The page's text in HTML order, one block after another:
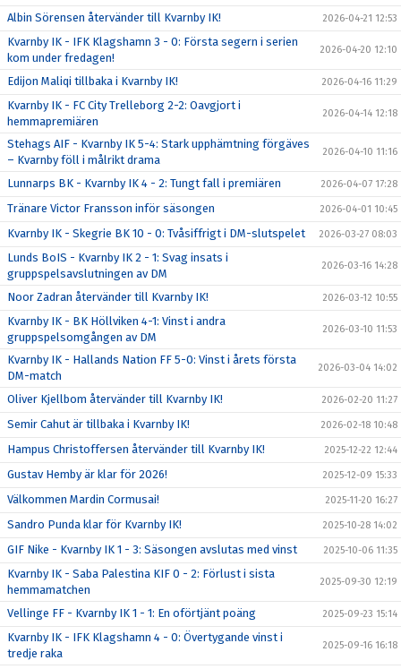
Albin Sörensen återvänder till Kvarnby IK! 2026-04-21 12:53
Kvarnby IK - IFK Klagshamn 3 - 0: Första segern i serien
kom under fredagen!
2026-04-20 12:10
Edijon Maliqi tillbaka i Kvarnby IK! 2026-04-16 11:29
Kvarnby IK - FC City Trelleborg 2-2: Oavgjort i
hemmapremiären
2026-04-14 12:18
Stehags AIF - Kvarnby IK 5-4: Stark upphämtning förgäves
– Kvarnby föll i målrikt drama
2026-04-10 11:16
Lunnarps BK - Kvarnby IK 4 - 2: Tungt fall i premiären 2026-04-07 17:28
Tränare Victor Fransson inför säsongen 2026-04-01 10:45
Kvarnby IK - Skegrie BK 10 - 0: Tvåsiffrigt i DM-slutspelet 2026-03-27 08:03
Lunds BoIS - Kvarnby IK 2 - 1: Svag insats i
gruppspelsavslutningen av DM
2026-03-16 14:28
Noor Zadran återvänder till Kvarnby IK! 2026-03-12 10:55
Kvarnby IK - BK Höllviken 4-1: Vinst i andra
gruppspelsomgången av DM
2026-03-10 11:53
Kvarnby IK - Hallands Nation FF 5-0: Vinst i årets första
DM-match
2026-03-04 14:02
Oliver Kjellbom återvänder till Kvarnby IK! 2026-02-20 11:27
Semir Cahut är tillbaka i Kvarnby IK! 2026-02-18 10:48
Hampus Christoffersen återvänder till Kvarnby IK! 2025-12-22 12:44
Gustav Hemby är klar för 2026! 2025-12-09 15:33
Välkommen Mardin Cormusai! 2025-11-20 16:27
Sandro Punda klar för Kvarnby IK! 2025-10-28 14:02
GIF Nike - Kvarnby IK 1 - 3: Säsongen avslutas med vinst 2025-10-06 11:35
Kvarnby IK - Saba Palestina KIF 0 - 2: Förlust i sista
hemmamatchen
2025-09-30 12:19
Vellinge FF - Kvarnby IK 1 - 1: En oförtjänt poäng 2025-09-23 15:14
Kvarnby IK - IFK Klagshamn 4 - 0: Övertygande vinst i
tredje raka
2025-09-16 16:18